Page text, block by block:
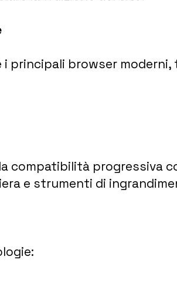
principali browser moderni,
compatibilità progressiva
e strumenti di